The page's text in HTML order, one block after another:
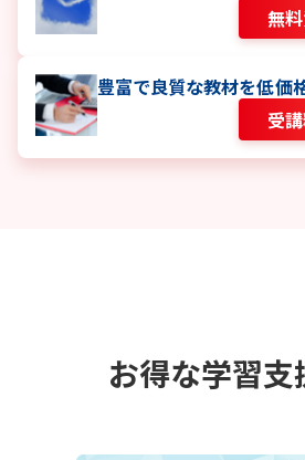
無
豊富で良質な教材を低価
受
お得な学習支